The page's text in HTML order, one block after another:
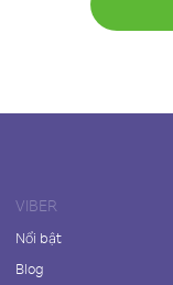
VIBER
Nổi bật
Blog